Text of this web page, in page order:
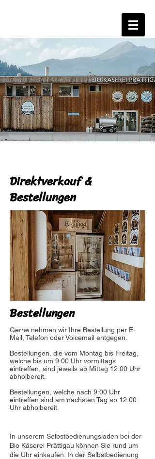
Direktverkauf &
Bestellungen
Bestellungen
Gerne nehmen wir Ihre Bestellung per E-
Mail, Telefon oder Voicemail entgegen.
Bestellungen, die vom Montag bis Freitag,
welche bis um 9:00 Uhr vormittags
eintreffen, sind jeweils ab Mittag 12:00 Uhr
abholbereit.
Bestellungen, welche nach 9:00 Uhr
eintreffen sind am nächsten Tag ab 12:00
Uhr abholbereit.
In unserem Selbstbedienungsladen bei der
Bio Käserei Prättigau können Sie rund um
die Uhr einkaufen. In der Selbstbedienung